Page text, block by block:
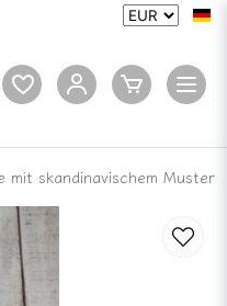
mit skandinavischem Muster